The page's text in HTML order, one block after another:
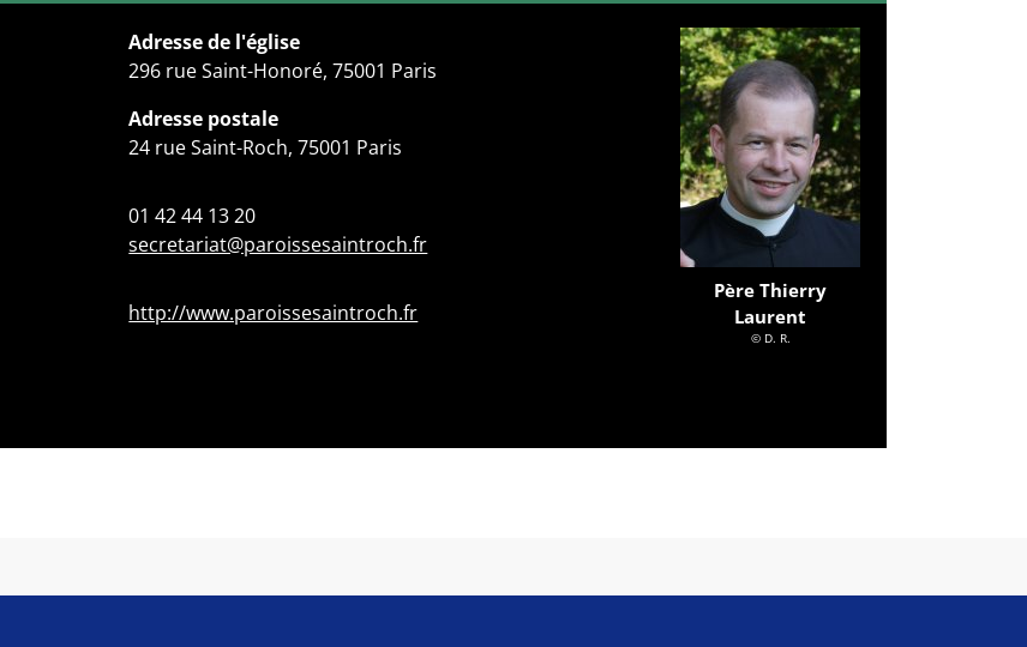
Adresse de l'église
296 rue Saint-Honoré, 75001 Paris
Adresse postale
24 rue Saint-Roch, 75001 Paris
01 42 44 13 20
secretariat@paroissesaintroch.fr
http://www.paroissesaintroch.fr
Père Thierry
Laurent
© D. R.